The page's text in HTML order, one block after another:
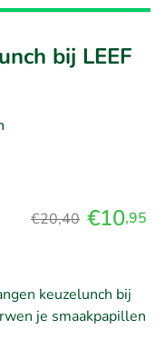
bij LEEF
€20,40 €10,95
keuzelunch bij
je smaakpapillen